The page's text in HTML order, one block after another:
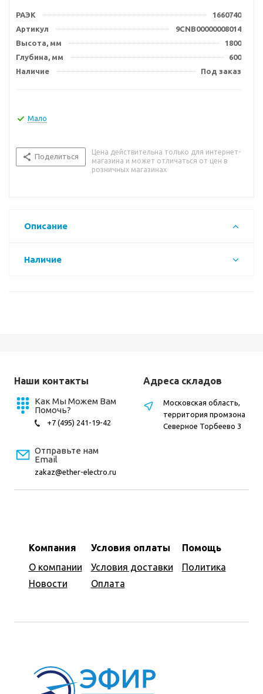
РАЭК
1660740
Артикул
9CNB00000008014
Высота, мм
1800
Глубина, мм
600
Наличие
Под заказ
Мало
Поделиться
Цена действительна только для интернет-
магазина и может отличаться от цен в
розничных магазинах
Описание
Наличие
Наши контакты
Как Мы Можем Вам
Помочь?
+7 (495) 241-19-42
Отправьте нам
Email
zakaz@ether-electro.ru
Компания
О компании
Новости
Условия оплаты
Условия доставки
Оплата
Помощь
Политика
Адреса складов
Московская область,
территория промзона
Северное Торбеево 3